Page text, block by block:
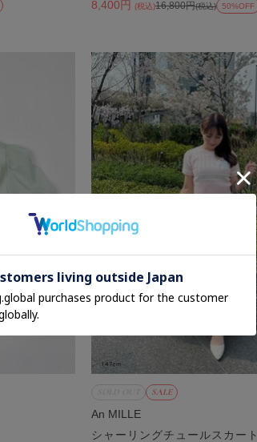
8,400円
(税込)16,800円(税込) 50%OFF
SALE
An MILLE
シャーリングチュールスカート